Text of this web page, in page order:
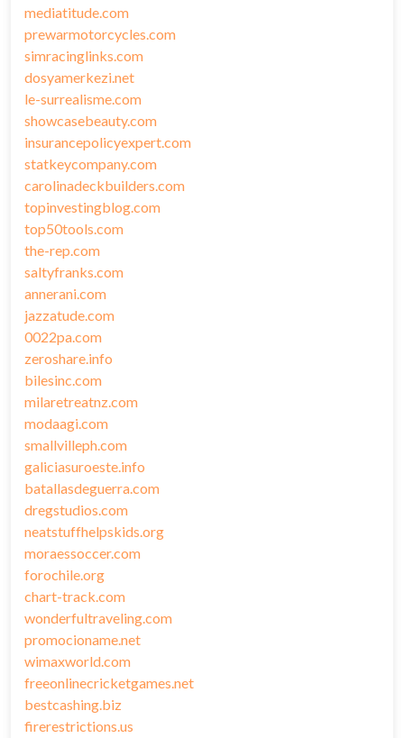
mediatitude.com
prewarmotorcycles.com
simracinglinks.com
dosyamerkezi.net
le-surrealisme.com
showcasebeauty.com
insurancepolicyexpert.com
statkeycompany.com
carolinadeckbuilders.com
topinvestingblog.com
top50tools.com
the-rep.com
saltyfranks.com
annerani.com
jazzatude.com
0022pa.com
zeroshare.info
bilesinc.com
milaretreatnz.com
modaagi.com
smallvilleph.com
galiciasuroeste.info
batallasdeguerra.com
dregstudios.com
neatstuffhelpskids.org
moraessoccer.com
forochile.org
chart-track.com
wonderfultraveling.com
promocioname.net
wimaxworld.com
freeonlinecricketgames.net
bestcashing.biz
firerestrictions.us